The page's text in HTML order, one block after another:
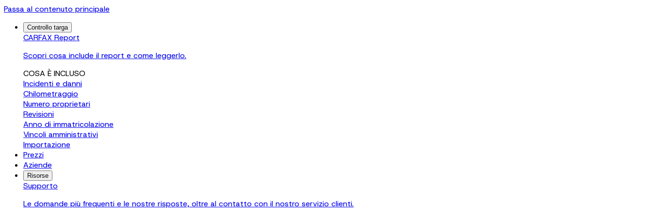
Passa al contenuto principale
Controllo targa
CARFAX Report
Scopri cosa include il report e come leggerlo.
COSA È INCLUSO
Incidenti e danni
Chilometraggio
Numero proprietari
Revisioni
Anno di immatricolazione
Vincoli amministrativi
Importazione
Prezzi
Aziende
Risorse
Supporto
Le domande più frequenti e le nostre risposte, oltre al contatto con il nostro servizio clienti.